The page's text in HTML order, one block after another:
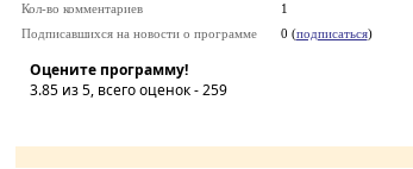
Кол-во комментариев
1
Подписавшихся на новости о программе
0 (подписаться)
Оцените программу!
3.85из 5, всего оценок -259